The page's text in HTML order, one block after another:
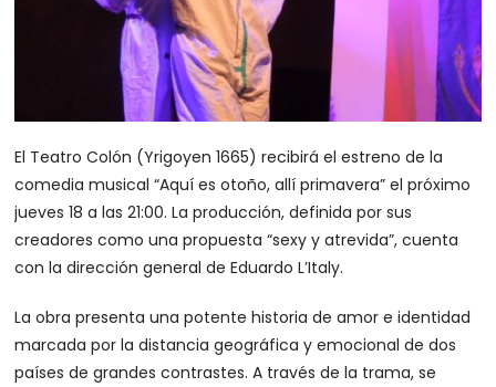
El Teatro Colón (Yrigoyen 1665) recibirá el estreno de la
comedia musical “Aquí es otoño, allí primavera” el próximo
jueves 18 a las 21:00. La producción, definida por sus
creadores como una propuesta “sexy y atrevida”, cuenta
con la dirección general de Eduardo L’Italy.
La obra presenta una potente historia de amor e identidad
marcada por la distancia geográfica y emocional de dos
países de grandes contrastes. A través de la trama, se